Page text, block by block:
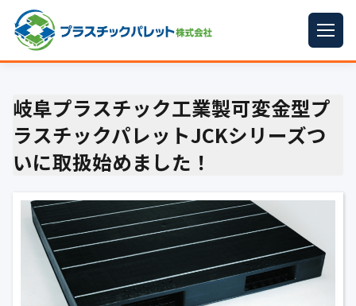
パレットサイズ
プラパレット
中古パレット
再生原料
梱包資材
岐阜プラスチック工業製可変金型プ
ラスチックパレットJCKシリーズつ
いに取扱始めました！